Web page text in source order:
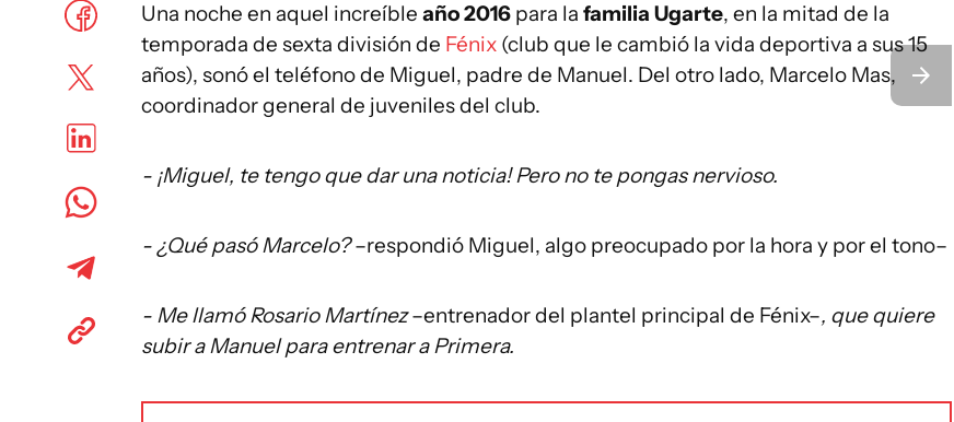
Una noche en aquel increíble año 2016 para la familia Ugarte, en la mitad de la
temporada de sexta división de Fénix (club que le cambió la vida deportiva a sus 15
años), sonó el teléfono de Miguel, padre de Manuel. Del otro lado, Marcelo Mas,
coordinador general de juveniles del club.
- ¡Miguel, te tengo que dar una noticia! Pero no te pongas nervioso.
- ¿Qué pasó Marcelo?–respondió Miguel, algo preocupado por la hora y por el tono–
- Me llamó Rosario Martínez–entrenador del plantel principal de Fénix–, que quiere
subir a Manuel para entrenar a Primera.